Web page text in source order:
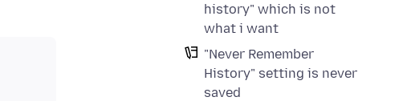
history" which is not
what i want
"Never Remember
History" setting is never
saved